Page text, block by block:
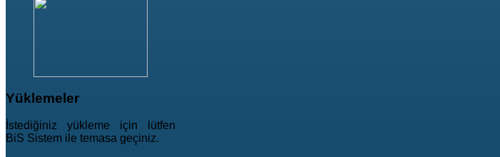
Yüklemeler
İstediğiniz yükleme için lütfen
BiS Sistem ile temasa geçiniz.